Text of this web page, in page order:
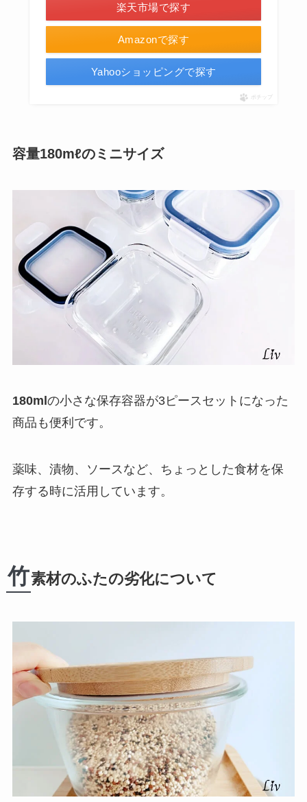
Amazonで探す
楽天市場で探す
Yahooショッピングで探す
ポチップ
容量180mℓのミニサイズ
180ml の小さな保存容器が3ピースセットになった
商品も便利です。
薬味、漬物、ソースなど、ちょっとした食材を保
存する時に活用しています。
竹素材のふたの劣化について